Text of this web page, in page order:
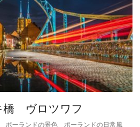
橋 ヴロツワフ
ポーランドの景色 ポーランドの日常風